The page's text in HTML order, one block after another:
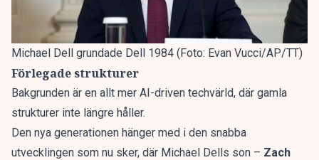
Michael Dell grundade Dell 1984 (Foto: Evan Vucci/AP/TT)
Förlegade strukturer
Bakgrunden är en allt mer AI-driven techvärld, där gamla
strukturer inte längre håller.
Den nya generationen hänger med i den snabba
utvecklingen som nu sker, där Michael Dells son – Zach